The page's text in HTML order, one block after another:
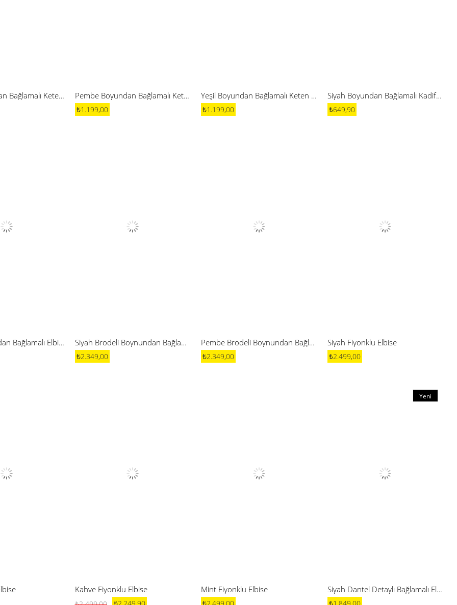
Bordo Boyundan Bağlamalı Keten Elbise Pembe Boyundan Bağlamalı Keten Elbise
₺1.199,00
Yeşil Boyundan Bağlamalı Keten Elbise
₺1.199,00
Siyah Boyundan Bağlamalı Kadife Mini Elbise
₺649,90
Gümüş Boyundan Bağlamalı Elbise Siyah Brodeli Boynundan Bağlamalı Elbise
₺2.349,00
Pembe Brodeli Boynundan Bağlamalı Elbise
₺2.349,00
Siyah Fiyonklu Elbise
₺2.499,00
Kahve Fiyonklu Elbise Mint Fiyonklu Elbise
Yeni
Siyah Dantel Detaylı Bağlamalı Elbise